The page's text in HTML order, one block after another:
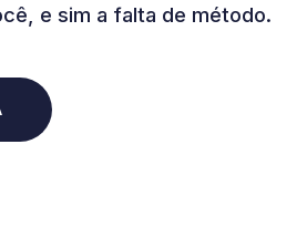
e sim a falta de método.